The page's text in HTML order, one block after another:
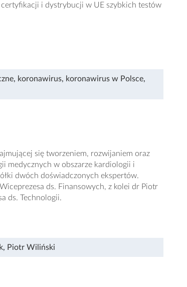
i dystrybucji w UE szybkich testów
, koronawirus, koronawirus w Polsce,
się tworzeniem, rozwijaniem oraz
medycznych w obszarze kardiologii i
dwóch doświadczonych ekspertów.
ds. Finansowych, z kolei dr Piotr
ds. Technologii.
, Piotr Wiliński